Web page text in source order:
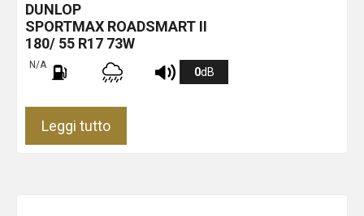
DUNLOP
SPORTMAX ROADSMART II
180/ 55 R17 73W
N/A
0dB
Leggi tutto